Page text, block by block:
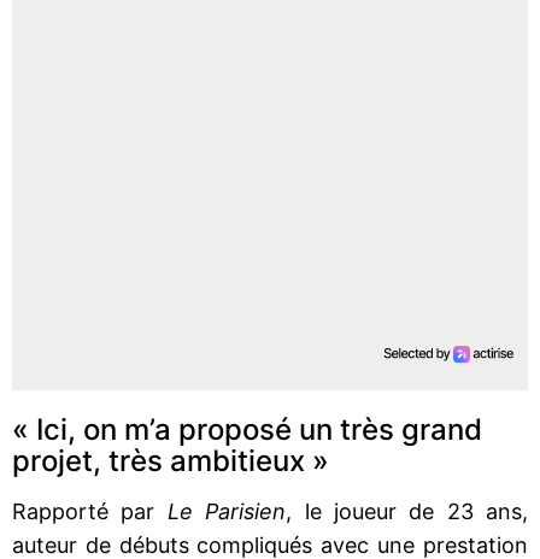
« Ici, on m’a proposé un très grand
projet, très ambitieux »
Rapporté par Le Parisien, le joueur de 23 ans,
auteur de débuts compliqués avec une prestation